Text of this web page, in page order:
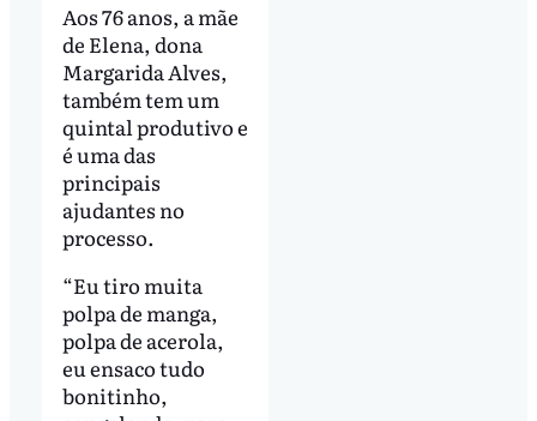
Aos 76 anos, a mãe
de Elena, dona
Margarida Alves,
também tem um
quintal produtivo e
é uma das
principais
ajudantes no
processo.
“Eu tiro muita
polpa de manga,
polpa de acerola,
eu ensaco tudo
bonitinho,